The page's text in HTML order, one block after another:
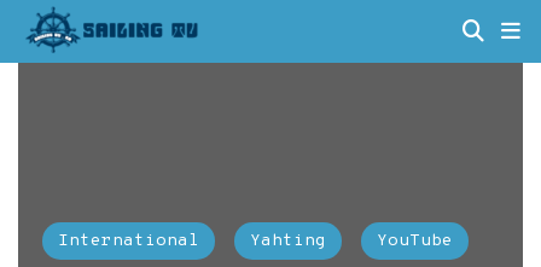
International Yahting YouTube